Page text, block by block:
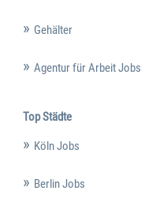
Gehälter
Agentur für Arbeit Jobs
Top Städte
Köln Jobs
Berlin Jobs